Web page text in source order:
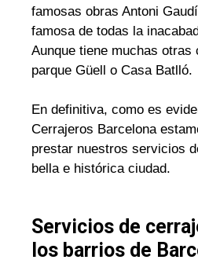
famosas obras Antoni
famosa de todas la
Aunque tiene muchas otras
parque Güell o Casa Batlló.
En definitiva, como es
Cerrajeros Barcelona
prestar nuestros servicios
bella e histórica ciudad.
Servicios de
los barrios de